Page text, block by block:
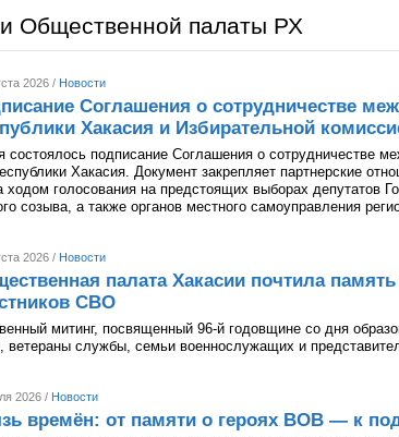
Общественной палаты РХ
2026 / Новости
Соглашения о сотрудничестве
Хакасия и Избирательной
состоялось подписание Соглашения о сотрудничестве
Хакасия. Документ закрепляет партнерские
ходом голосования на предстоящих выборах депутатов
созыва, а также органов местного самоуправления
2026 / Новости
палата Хакасии почтила
СВО
митинг, посвященный 96-й годовщине со дня
ветераны службы, семьи военнослужащих и
2026 / Новости
времён: от памяти о героях ВОВ — к